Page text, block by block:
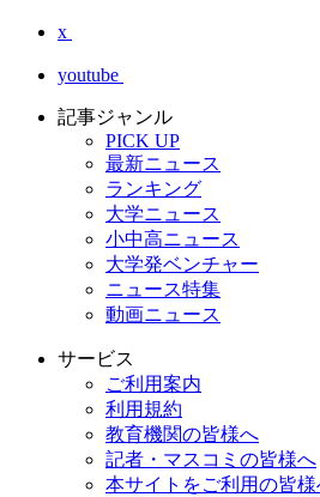
x
youtube
記事ジャンル
PICK UP
最新ニュース
ランキング
大学ニュース
小中高ニュース
大学発ベンチャー
ニュース特集
動画ニュース
サービス
ご利用案内
利用規約
教育機関の皆様へ
記者・マスコミの皆様へ
本サイトをご利用の皆様